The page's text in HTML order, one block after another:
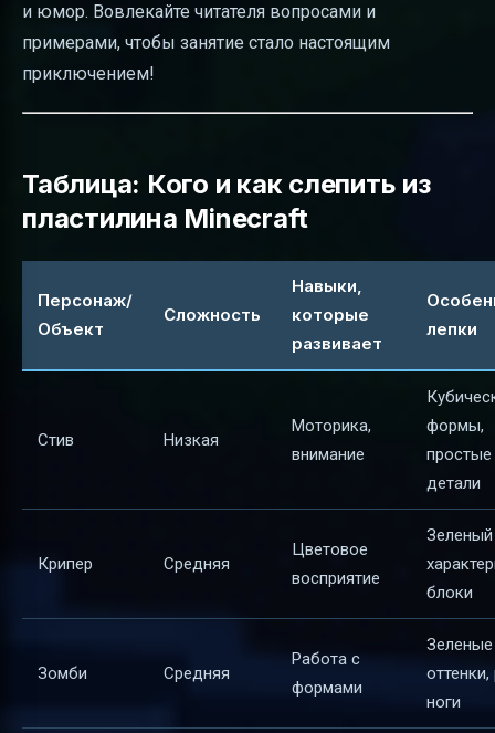
и юмор. Вовлекайте читателя вопросами и
примерами, чтобы занятие стало настоящим
приключением!
Таблица: Кого и как слепить из
пластилина Minecraft
Персонаж/
Объект
Сложность
Навыки,
которые
развивает
лепки
Стив Низкая
Моторика,
внимание
формы,
простые
детали
Крипер Средняя
Цветовое
восприятие
Зеленый
блоки
Зомби Средняя
Работа с
формами
Зеленые
оттенки,
ноги